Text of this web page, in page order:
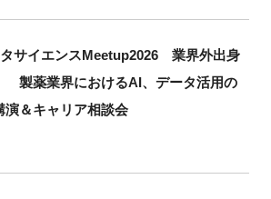
サイエンスMeetup2026 業界外出身
製薬業界におけるAI、データ活用の
演＆キャリア相談会